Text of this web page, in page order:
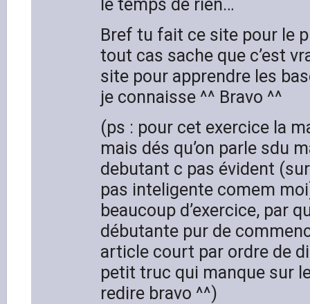
le temps de rien…
Bref tu fait ce site pour le
tout cas sache que c’est
site pour apprendre les
je connaisse ^^ Bravo ^^
(ps : pour cet exercice la
mais dés qu’on parle sdu
debutant c pas évident
pas inteligente comem
beaucoup d’exercice, par
débutante pur de
article court par ordre de
petit truc qui manque sur
redire bravo ^^)